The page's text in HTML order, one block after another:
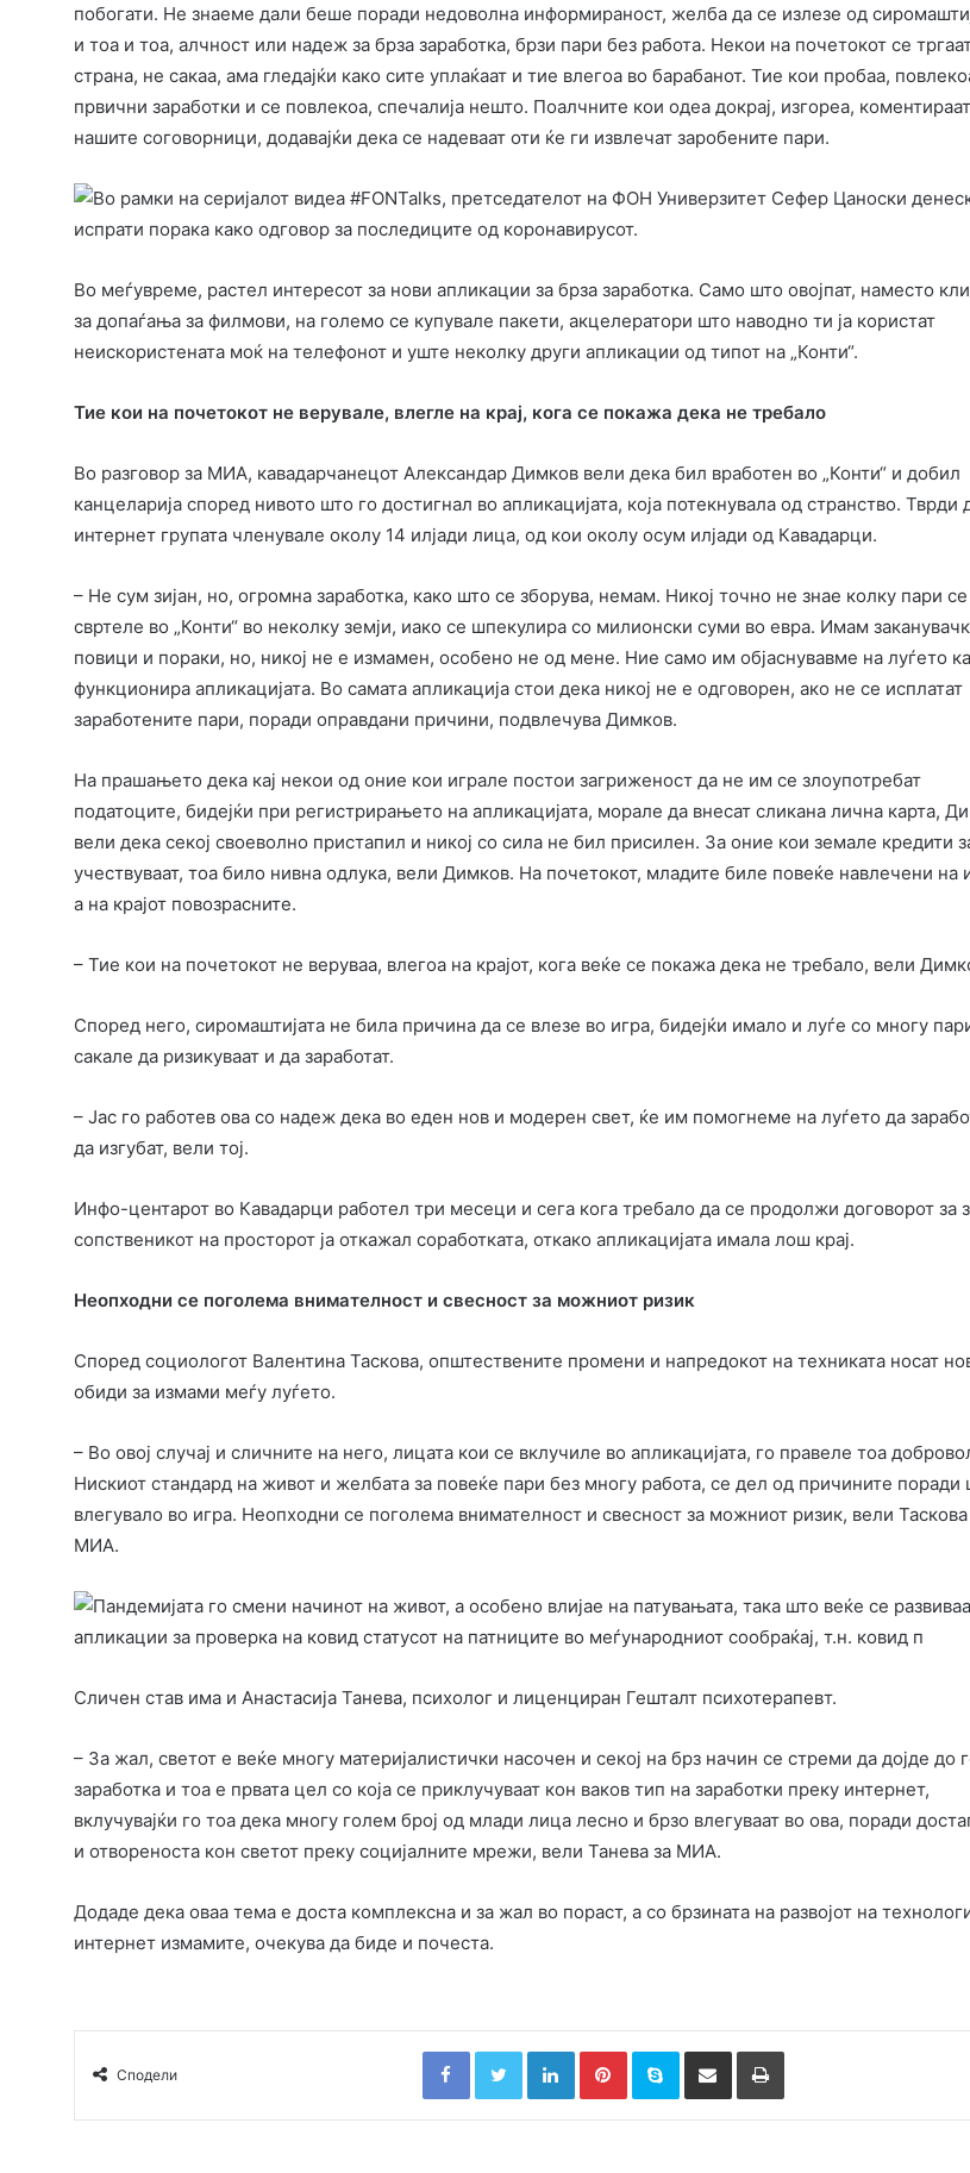
побогати. Не знаеме дали беше поради недоволна информираност, желба да се излезе од
и тоа и тоа, алчност или надеж за брза заработка, брзи пари без работа. Некои на почетокот се
страна, не сакаа, ама гледајќи како сите уплаќаат и тие влегоа во барабанот. Тие кои пробаа,
првични заработки и се повлекоа, спечалија нешто. Поалчните кои одеа докрај, изгореа, коментираат
нашите соговорници, додавајќи дека се надеваат оти ќе ги извлечат заробените пари.
Во меѓувреме, растел интересот за нови апликации за брза заработка. Само што овојпат, наместо
за допаѓања за филмови, на големо се купувале пакети, акцелератори што наводно ти ја користат
неискористената моќ на телефонот и уште неколку други апликации од типот на „Конти“.
Тие кои на почетокот не верувале, влегле на крај, кога се покажа дека не требало
Во разговор за МИА, кавадарчанецот Александар Димков вели дека бил вработен во „Конти“ и добил
канцеларија според нивото што го достигнал во апликацијата, која потекнувала од странство. Тврди
интернет групата членувале околу 14 илјади лица, од кои околу осум илјади од Кавадарци.
– Не сум зијан, но, огромна заработка, како што се зборува, немам. Никој точно не знае колку пари се
свртеле во „Конти“ во неколку земји, иако се шпекулира со милионски суми во евра. Имам
повици и пораки, но, никој не е измамен, особено не од мене. Ние само им објаснувавме на луѓето
функционира апликацијата. Во самата апликација стои дека никој не е одговорен, ако не се исплатат
заработените пари, поради оправдани причини, подвлечува Димков.
На прашањето дека кај некои од оние кои играле постои загриженост да не им се злоупотребат
податоците, бидејќи при регистрирањето на апликацијата, морале да внесат сликана лична карта,
вели дека секој своеволно пристапил и никој со сила не бил присилен. За оние кои земале кредити
учествуваат, тоа било нивна одлука, вели Димков. На почетокот, младите биле повеќе навлечени на
а на крајот повозрасните.
– Тие кои на почетокот не веруваа, влегоа на крајот, кога веќе се покажа дека не требало, вели
Според него, сиромаштијата не била причина да се влезе во игра, бидејќи имало и луѓе со многу
сакале да ризикуваат и да заработат.
– Јас го работев ова со надеж дека во еден нов и модерен свет, ќе им помогнеме на луѓето да
да изгубат, вели тој.
Инфо-центарот во Кавадарци работел три месеци и сега кога требало да се продолжи договорот за
сопственикот на просторот ја откажал соработката, откако апликацијата имала лош крај.
Неопходни се поголема внимателност и свесност за можниот ризик
Според социологот Валентина Таскова, општествените промени и напредокот на техниката носат
обиди за измами меѓу луѓето.
– Во овој случај и сличните на него, лицата кои се вклучиле во апликацијата, го правеле тоа
Нискиот стандард на живот и желбата за повеќе пари без многу работа, се дел од причините поради
влегувало во игра. Неопходни се поголема внимателност и свесност за можниот ризик, вели Таскова
МИА.
Сличен став има и Анастасија Танева, психолог и лиценциран Гешталт психотерапевт.
– За жал, светот е веќе многу материјалистички насочен и секој на брз начин се стреми да дојде до
заработка и тоа е првата цел со која се приклучуваат кон ваков тип на заработки преку интернет,
вклучувајќи го тоа дека многу голем број од млади лица лесно и брзо влегуваат во ова, поради
и отвореноста кон светот преку социјалните мрежи, вели Танева за МИА.
Додаде дека оваа тема е доста комплексна и за жал во пораст, а со брзината на развојот на
интернет измамите, очекува да биде и почеста.
Сподели
FacebookTwitterLinkedInPinterestSkype Сподели преку Е-маил Испринтај